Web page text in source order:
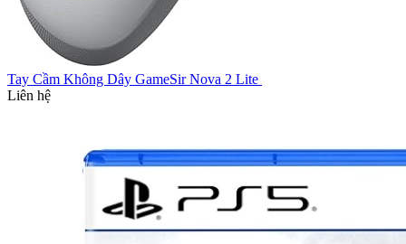
Tay Cầm Không Dây GameSir Nova 2 Lite
Liên hệ